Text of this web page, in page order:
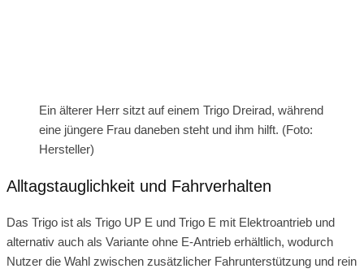
Ein älterer Herr sitzt auf einem Trigo Dreirad, während
eine jüngere Frau daneben steht und ihm hilft. (Foto:
Hersteller)
Alltagstauglichkeit und Fahrverhalten
Das Trigo ist als Trigo UP E und Trigo E mit Elektroantrieb und
alternativ auch als Variante ohne E‑Antrieb erhältlich, wodurch
Nutzer die Wahl zwischen zusätzlicher Fahrunterstützung und rein